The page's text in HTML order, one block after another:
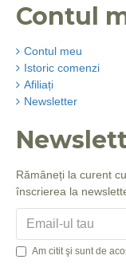
Contul
Contul meu
Istoric comenzi
Afiliați
Newsletter
Rămâneți la curent
înscrierea la
Am citit şi sunt de